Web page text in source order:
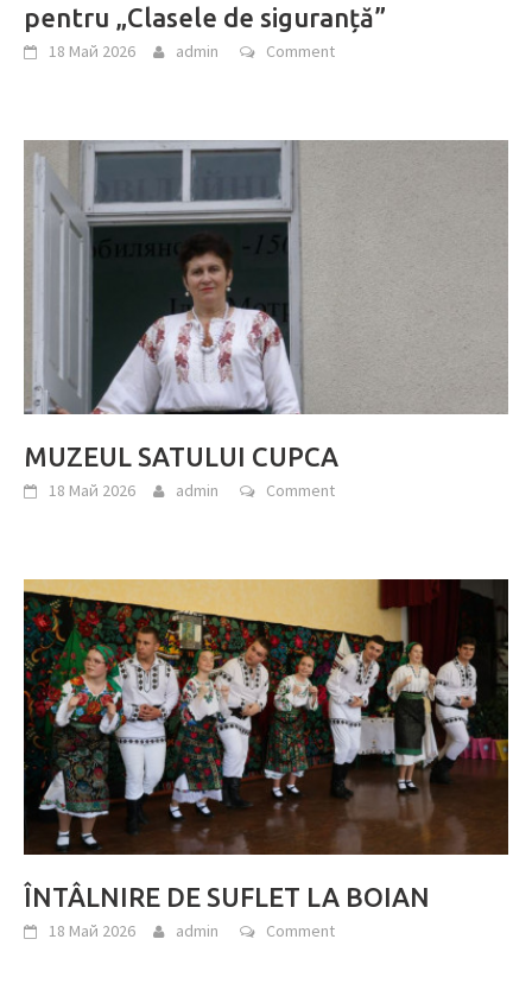
pentru „Clasele de siguranță”
18 Май 2026 admin Comment
MUZEUL SATULUI CUPCA
18 Май 2026 admin Comment
ÎNTÂLNIRE DE SUFLET LA BOIAN
18 Май 2026 admin Comment